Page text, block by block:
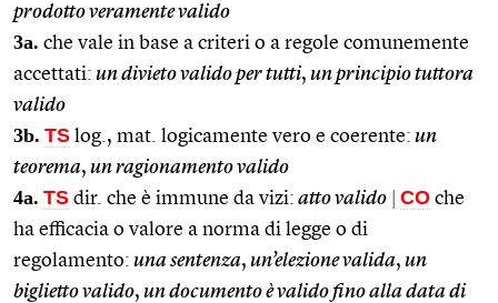
prodotto veramente valido
3a. che vale in base a criteri o a regole comunemente
accettati: un divieto valido per tutti, un principio tuttora
valido
3b. TS log., mat. logicamente vero e coerente: un
teorema, un ragionamento valido
4a. TS dir. che è immune da vizi: atto valido CO che
ha efficacia o valore a norma di legge o di
regolamento: una sentenza, un’elezione valida, un
biglietto valido, un documento è valido fino alla data di